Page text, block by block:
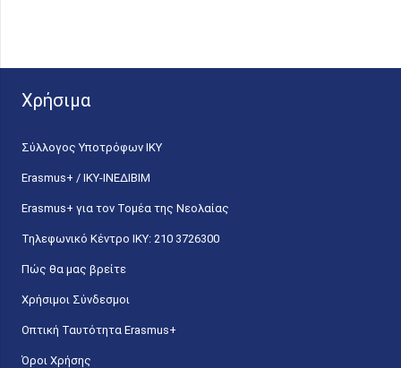
Χρήσιμα
Σύλλογος Υποτρόφων ΙΚΥ
Erasmus+ / ΙΚΥ-ΙΝΕΔΙΒΙΜ
Erasmus+ για τον Τομέα της Νεολαίας
Τηλεφωνικό Κέντρο IKY: 210 3726300
Πώς θα μας βρείτε
Χρήσιμοι Σύνδεσμοι
Οπτική Ταυτότητα Erasmus+
Όροι Χρήσης